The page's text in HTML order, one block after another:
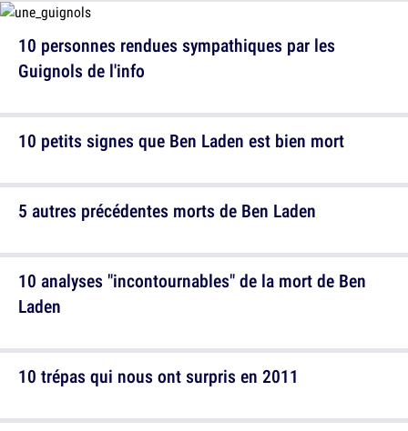
10 personnes rendues sympathiques par les
Guignols de l'info
5 autres précédentes morts de Ben Laden
10 trépas qui nous ont surpris en 2011
10 petits signes que Ben Laden est bien mort
10 analyses "incontournables" de la mort de Ben
Laden